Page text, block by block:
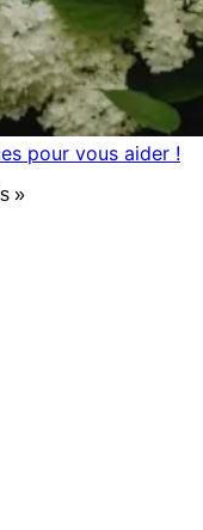
pour vous aider !
»